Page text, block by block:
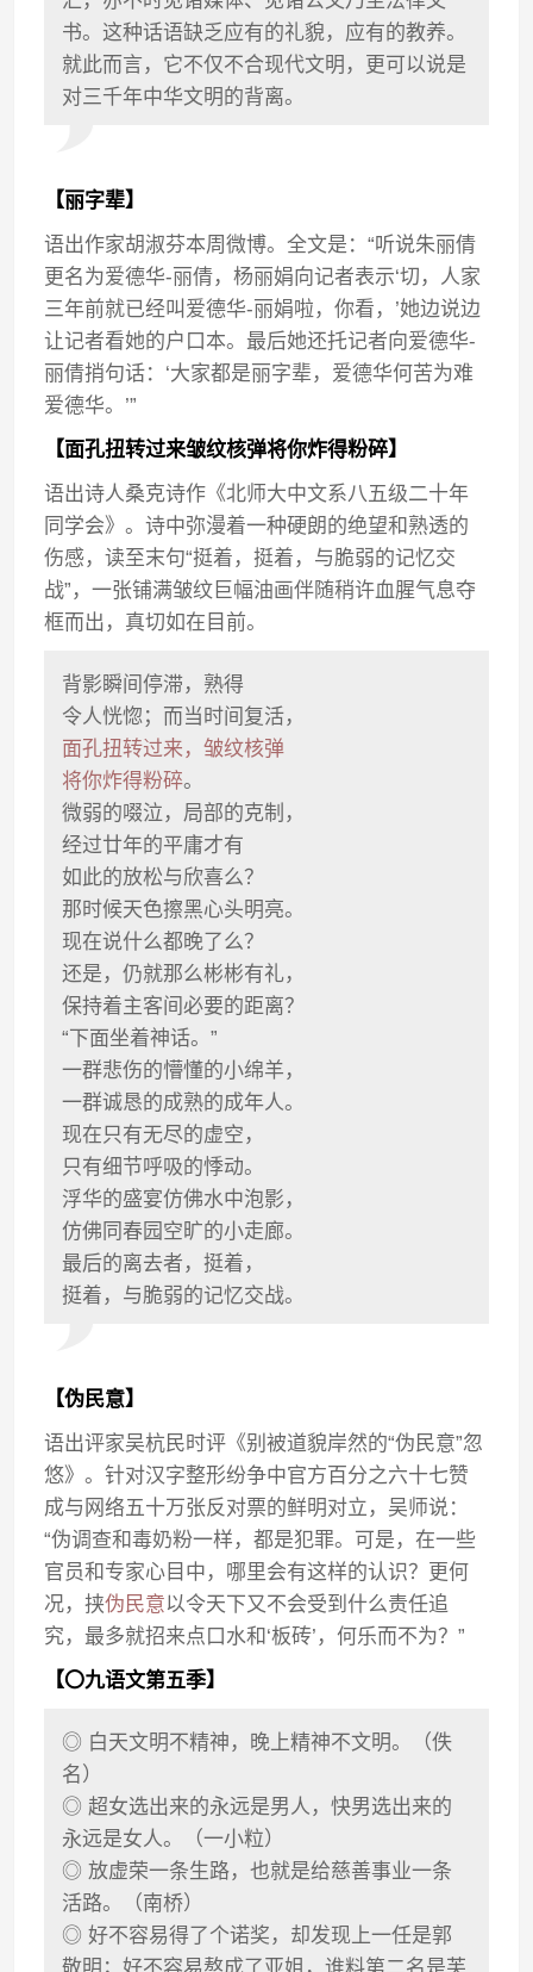
书。这种话语缺乏应有的礼貌，应有的教养。
就此而言，它不仅不合现代文明，更可以说是
对三千年中华文明的背离。
【丽字辈】
语出作家胡淑芬本周微博。全文是：“听说朱丽倩
更名为爱德华-丽倩，杨丽娟向记者表示‘切，人家
三年前就已经叫爱德华-丽娟啦，你看，’她边说边
让记者看她的户口本。最后她还托记者向爱德华-
丽倩捎句话：‘大家都是丽字辈，爱德华何苦为难
爱德华。’”
【面孔扭转过来皱纹核弹将你炸得粉碎】
语出诗人桑克诗作《北师大中文系八五级二十年
同学会》。诗中弥漫着一种硬朗的绝望和熟透的
伤感，读至末句“挺着，挺着，与脆弱的记忆交
战”，一张铺满皱纹巨幅油画伴随稍许血腥气息夺
框而出，真切如在目前。
背影瞬间停滞，熟得
令人恍惚；而当时间复活，
面孔扭转过来，皱纹核弹
将你炸得粉碎。
微弱的啜泣，局部的克制，
经过廿年的平庸才有
如此的放松与欣喜么？
那时候天色擦黑心头明亮。
现在说什么都晚了么？
还是，仍就那么彬彬有礼，
保持着主客间必要的距离？
“下面坐着神话。”
一群悲伤的懵懂的小绵羊，
一群诚恳的成熟的成年人。
现在只有无尽的虚空，
只有细节呼吸的悸动。
浮华的盛宴仿佛水中泡影，
仿佛同春园空旷的小走廊。
最后的离去者，挺着，
挺着，与脆弱的记忆交战。
【伪民意】
语出评家吴杭民时评《别被道貌岸然的“伪民意”忽
悠》。针对汉字整形纷争中官方百分之六十七赞
成与网络五十万张反对票的鲜明对立，吴师说：
“伪调查和毒奶粉一样，都是犯罪。可是，在一些
官员和专家心目中，哪里会有这样的认识？更何
况，挟伪民意以令天下又不会受到什么责任追
究，最多就招来点口水和‘板砖’，何乐而不为？”
【〇九语文第五季】
◎ 白天文明不精神，晚上精神不文明。（佚
名）
◎ 超女选出来的永远是男人，快男选出来的
永远是女人。（一小粒）
◎ 放虚荣一条生路，也就是给慈善事业一条
活路。（南桥）
◎ 好不容易得了个诺奖，却发现上一任是郭
敬明；好不容易熬成了亚姐，谁料第二名是芙